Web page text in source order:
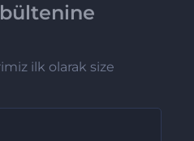
ilk olarak size